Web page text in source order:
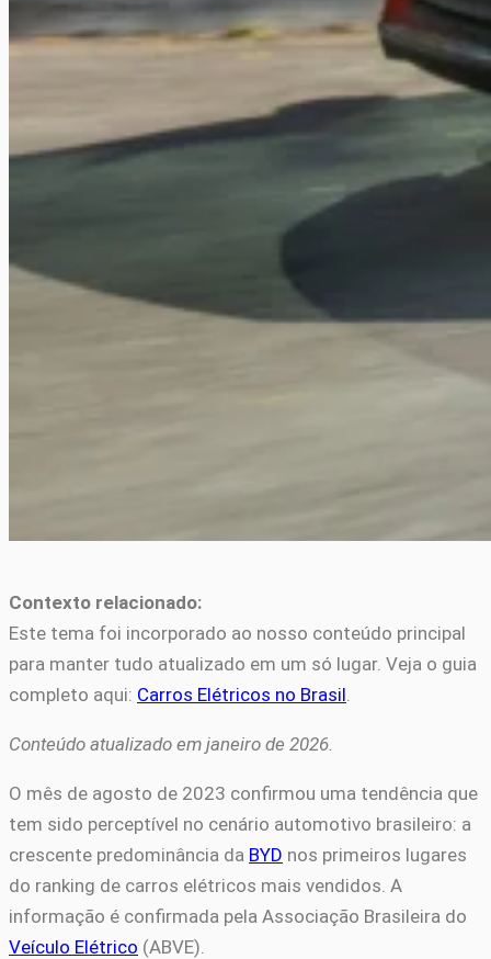
Contexto relacionado:
Este tema foi incorporado ao nosso conteúdo principal
para manter tudo atualizado em um só lugar. Veja o guia
completo aqui: Carros Elétricos no Brasil
Conteúdo atualizado em janeiro de 2026.
O mês de agosto de 2023 confirmou uma tendência que
tem sido perceptível no cenário automotivo brasileiro: a
crescente predominância da BYD nos primeiros lugares
do ranking de carros elétricos mais vendidos. A
informação é confirmada pela Associação Brasileira do
Veículo Elétrico (ABVE).